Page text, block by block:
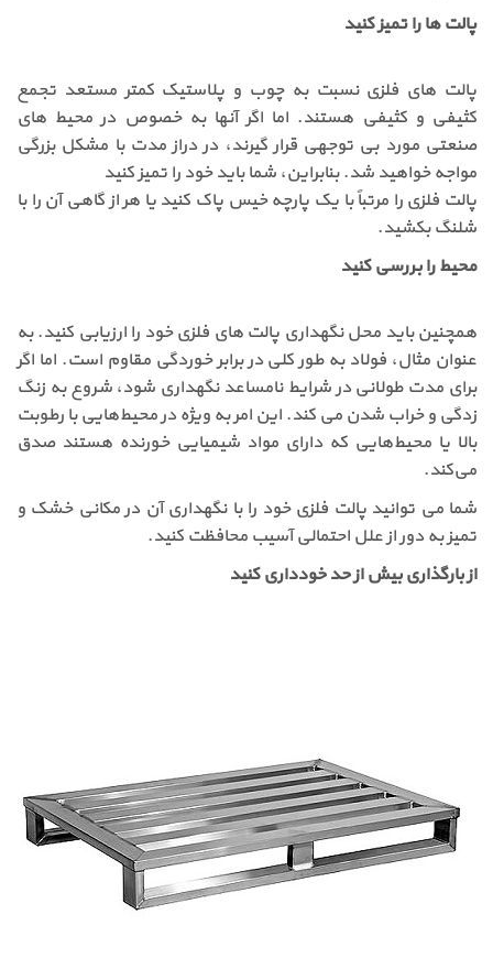
پالت ها را تمیز کنید
پالت های فلزی نسبت به چوب و پلاستیک کمتر مستعد تجمع
کثیفی و کثیفی هستند. اما اگر آنها به خصوص در محیط های
صنعتی مورد بی توجهی قرار گیرند، در دراز مدت با مشکل بزرگی
مواجه خواهید شد. بنابراین، شما باید خود را تمیز کنید
پالت فلزی را مرتباً با یک پارچه خیس پاک کنید یا هر از گاهی آن را با
شلنگ بکشید.
محیط را بررسی کنید
همچنین باید محل نگهداری پالت های فلزی خود را ارزیابی کنید. به
عنوان مثال، فولاد به طور کلی در برابر خوردگی مقاوم است. اما اگر
برای مدت طولانی در شرایط نامساعد نگهداری شود، شروع به زنگ
زدگی و خراب شدن می کند. این امر به ویژه در محیط‌هایی با رطوبت
بالا یا محیط‌هایی که دارای مواد شیمیایی خورنده هستند صدق
می‌کند.
شما می توانید پالت فلزی خود را با نگهداری آن در مکانی خشک و
تمیز به دور از علل احتمالی آسیب محافظت کنید.
از بارگذاری بیش از حد خودداری کنید